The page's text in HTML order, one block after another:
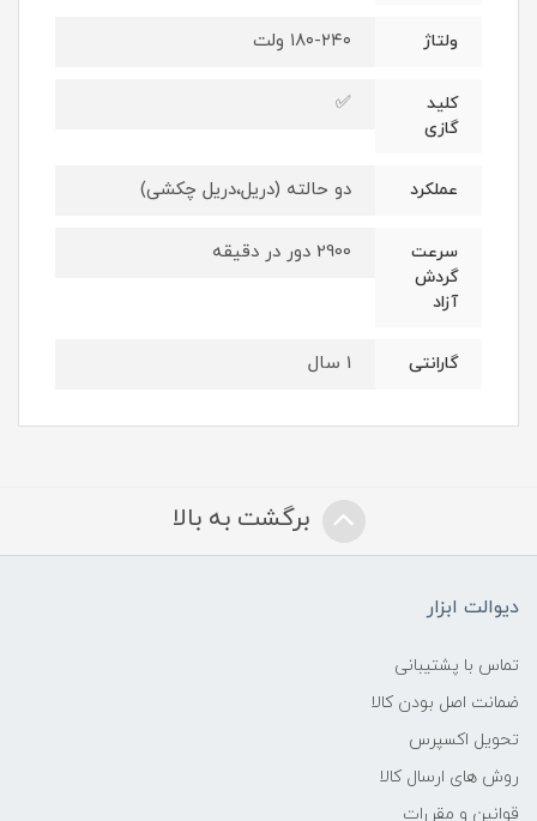
ولتاژ ۱۸۰-۲۴۰ ولت
کلید
گازی
✅
عملکرد دو حالته (دریل،دریل چکشی)
سرعت
گردش
آزاد
2900 دور در دقیقه
گارانتی 1 سال
برگشت به بالا
دیوالت ابزار
تماس با پشتیبانی
ضمانت اصل بودن کالا
تحویل اکسپرس
روش های ارسال کالا
قوانین و مقررات